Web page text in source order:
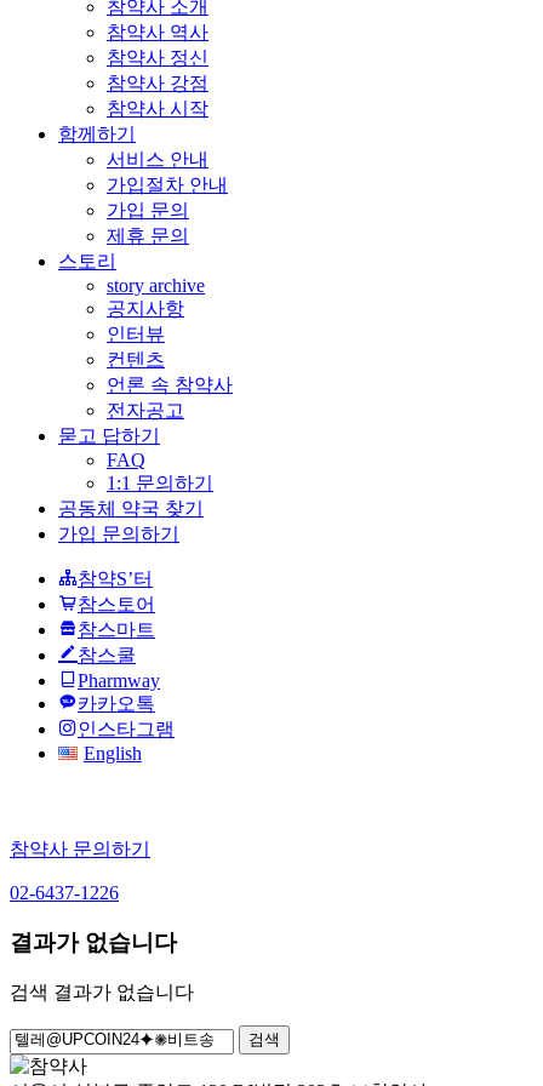
참약사 소개
참약사 역사
참약사 정신
참약사 강점
참약사 시작
함께하기
서비스 안내
가입절차 안내
가입 문의
제휴 문의
스토리
story archive
공지사항
인터뷰
컨텐츠
언론 속 참약사
전자공고
묻고 답하기
FAQ
1:1 문의하기
공동체 약국 찾기
가입 문의하기
참약S’터
참스토어
참스마트
참스쿨
Pharmway
카카오톡
인스타그램
English
참약사 문의하기
02-6437-1226
결과가 없습니다
검색 결과가 없습니다
검
색: